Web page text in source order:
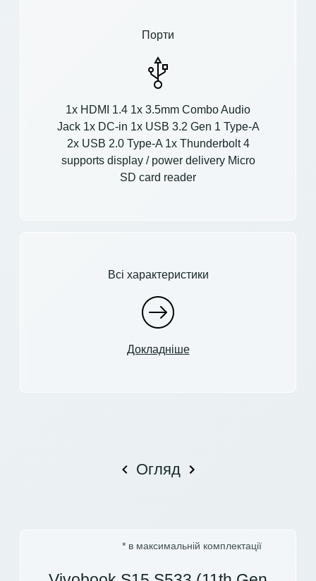
Порти
1x HDMI 1.4 1x 3.5mm Combo Audio
Jack 1x DC-in 1x USB 3.2 Gen 1 Type-A
2x USB 2.0 Type-A 1x Thunderbolt 4
supports display / power delivery Micro
SD card reader
Всі характеристики
Докладніше
Огляд
* в максимальній комплектації